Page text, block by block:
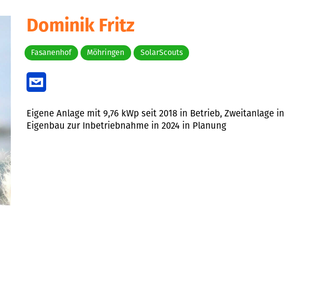
Dominik Fritz
Fasanenhof Möhringen SolarScouts
Eigene Anlage mit 9,76 kWp seit 2018 in Betrieb, Zweitanlage in
Eigenbau zur Inbetriebnahme in 2024 in Planung